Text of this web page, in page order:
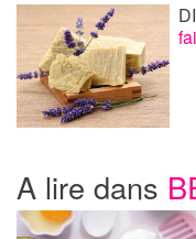
A lire dans